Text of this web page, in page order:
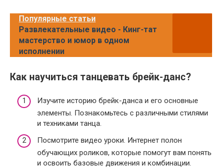
Популярные статьи
Развлекательные видео - Кинг-тат
мастерство и юмор в одном
исполнении
Как научиться танцевать брейк-данс?
Изучите историю брейк-данса и его основные
элементы. Познакомьтесь с различными стилями
и техниками танца.
Посмотрите видео уроки. Интернет полон
обучающих роликов, которые помогут вам понять
и освоить базовые движения и комбинации.